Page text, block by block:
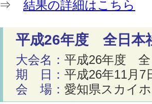
⇒ 結果の詳細はこちら
平成26年度 全日本
大会名： 平成26年度 全
期 日： 平成26年11月7
会 場： 愛知県スカイ